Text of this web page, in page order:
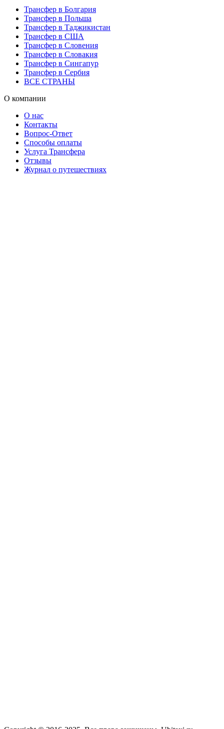
Трансфер в Болгария
Трансфер в Польша
Трансфер в Таджикистан
Трансфер в США
Трансфер в Словения
Трансфер в Словакия
Трансфер в Сингапур
Трансфер в Сербия
ВСЕ СТРАНЫ
О компании
О нас
Контакты
Вопрос-Ответ
Способы оплаты
Услуга Трансфера
Отзывы
Журнал о путешествиях